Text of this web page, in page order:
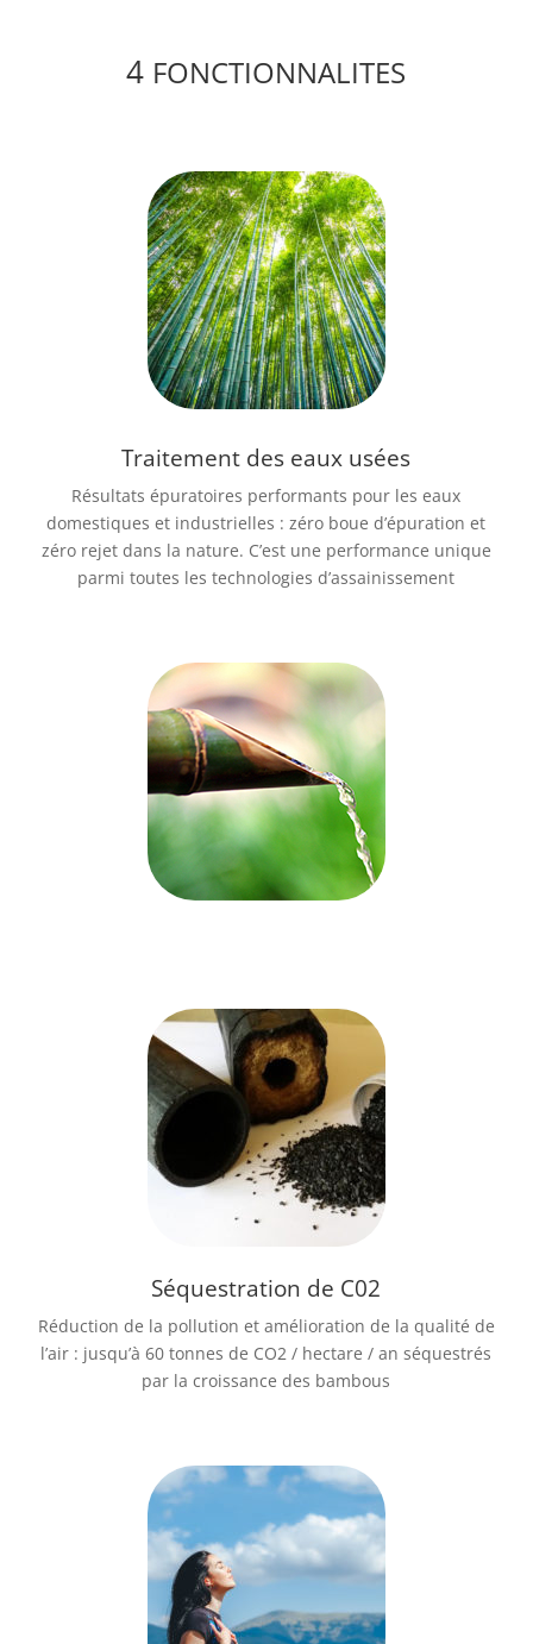
4 FONCTIONNALITES
Traitement des eaux usées
Résultats épuratoires performants pour les eaux
domestiques et industrielles : zéro boue d’épuration et
zéro rejet dans la nature. C’est une performance unique
parmi toutes les technologies d’assainissement
Séquestration de C02
Réduction de la pollution et amélioration de la qualité de
l’air : jusqu’à 60 tonnes de CO2 / hectare / an séquestrés
par la croissance des bambous